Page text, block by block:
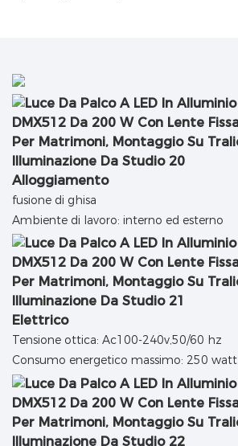
Alloggiamento
fusione di ghisa
Ambiente di lavoro: interno ed esterno
Elettrico
Tensione ottica: Ac100-240v,50/60 hz
Consumo energetico massimo: 250 watt